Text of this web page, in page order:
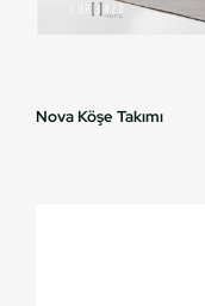
Nova Köşe Takımı